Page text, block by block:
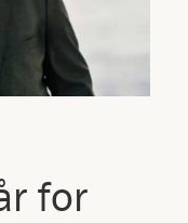
for